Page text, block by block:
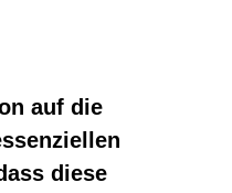
auf die
diese